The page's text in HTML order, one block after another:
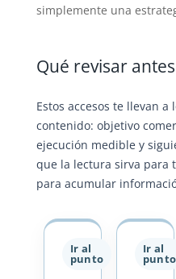
simplemente una
Qué revisar
Estos accesos te llevan a
contenido: objetivo
ejecución medible y
que la lectura sirva para
para acumular
Ir al
punto
Ir al
punto